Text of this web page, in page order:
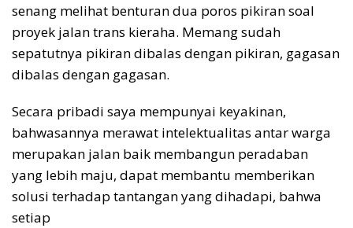
senang melihat benturan dua poros pikiran soal
proyek jalan trans kieraha. Memang sudah
sepatutnya pikiran dibalas dengan pikiran, gagasan
dibalas dengan gagasan.
Secara pribadi saya mempunyai keyakinan,
bahwasannya merawat intelektualitas antar warga
merupakan jalan baik membangun peradaban
yang lebih maju, dapat membantu memberikan
solusi terhadap tantangan yang dihadapi, bahwa
setiap